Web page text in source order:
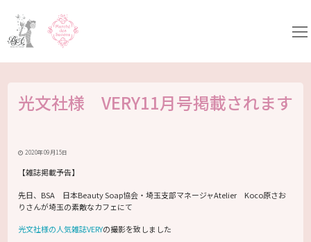
へ
光文社様 VERY11月号掲載されます
2020年09月15日
【雑誌掲載予告】
先日、BSA 日本Beauty Soap協会・埼玉支部マネージャAtelier Koco原さお
りさんが埼玉の素敵なカフェにて
光文社様の人気雑誌VERYの撮影を致しました